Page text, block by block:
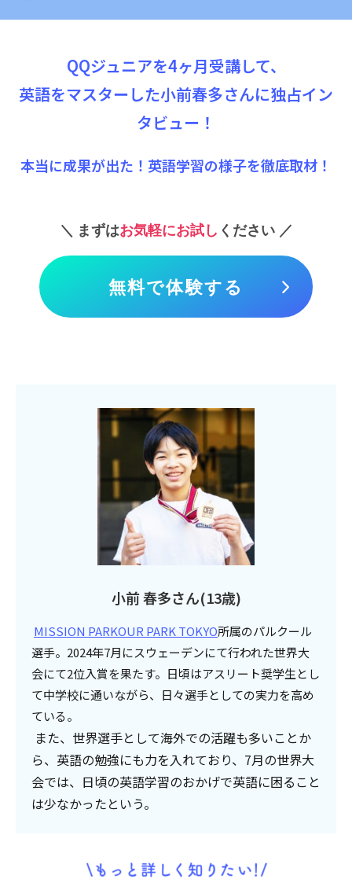
QQジュニアを4ヶ月受講して、
英語をマスターした小前春多さんに独占イン
タビュー！
本当に成果が出た！英語学習の様子を徹底取材！
まずはお気軽にお試し ください
無料で体験する
小前 春多さん(13歳)​
MISSION PARKOUR PARK TOKYO所属のパルクール
選手。2024年7月にスウェーデンにて行われた世界大
会にて2位入賞を果たす。日頃はアスリート奨学生とし
て中学校に通いながら、日々選手としての実力を高め
ている。
また、世界選手として海外での活躍も多いことか
ら、英語の勉強にも力を入れており、7月の世界大
会では、日頃の英語学習のおかげで英語に困ること
は少なかったという。